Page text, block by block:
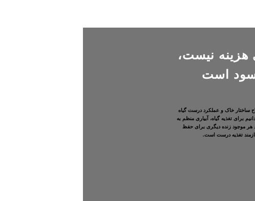
نیست،
سود است
ساختار خاک و عملکرد درست گیاه
برای تغذیه گیاه، آبیاری منظم به
هر موجود زنده دیگری برای حفظ
تغذیه درست است.